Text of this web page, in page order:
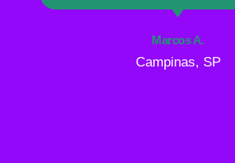
Marcos A.
Campinas, SP